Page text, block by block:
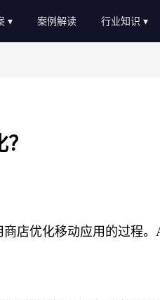
业
美
案例解读 行业知识
店优化移动应用的过程